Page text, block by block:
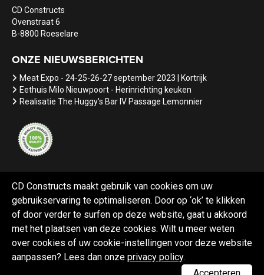
CD Constructs maakt gebruik van cookies om uw
gebruikservaring te optimaliseren. Door op ‘ok’ te klikken
of door verder te surfen op deze website, gaat u akkoord
met het plaatsen van deze cookies. Wilt u meer weten
over cookies of uw cookie-instellingen voor deze website
aanpassen? Lees dan onze privacy policy.
CD Constructs
Ovenstraat 6
B-8800 Roeselare
ONZE NIEUWSBERICHTEN
Meat Expo - 24-25-26-27 september 2023 | Kortrijk
Eethuis Milo Nieuwpoort - Herinrichting keuken
Realisatie The Huggy's Bar IV Passage Lemonnier
Referenties Nieuws Vacatures
Webdesign Black Lion